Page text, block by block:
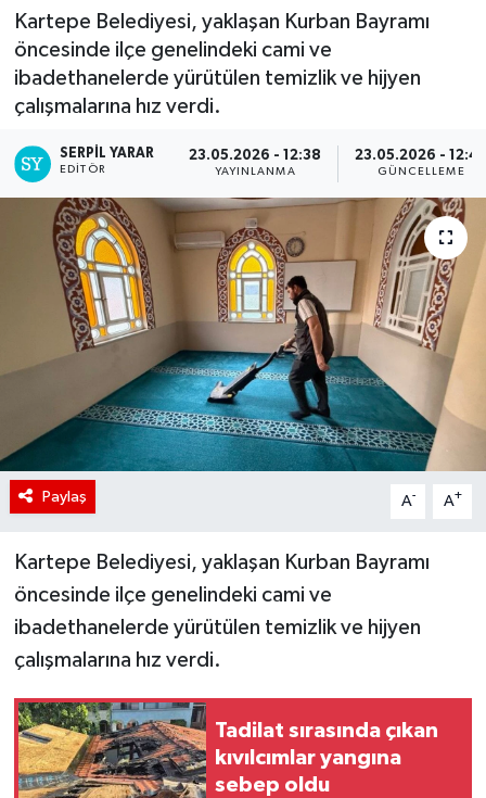
Kartepe Belediyesi, yaklaşan Kurban Bayramı
öncesinde ilçe genelindeki cami ve
ibadethanelerde yürütülen temizlik ve hijyen
çalışmalarına hız verdi.
SERPİL YARAR
EDITÖR
23.05.2026 - 12:38
YAYINLANMA
23.05.2026 -
GÜNCELLEME
Paylaş A- A+
Kartepe Belediyesi, yaklaşan Kurban Bayramı
öncesinde ilçe genelindeki cami ve
ibadethanelerde yürütülen temizlik ve hijyen
çalışmalarına hız verdi.
Tadilat sırasında çıkan
kıvılcımlar yangına
sebep oldu